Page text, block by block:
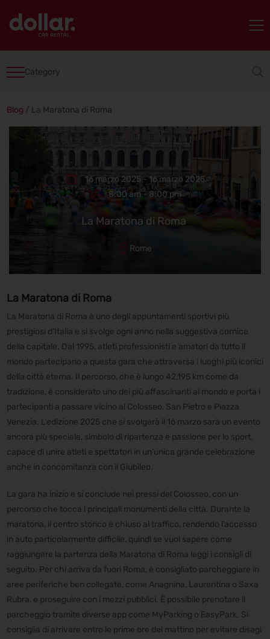
Category
Blog / La Maratona di Roma
16 marzo 2025 - 16 marzo 2025
8:00 am - 8:00 pm
La Maratona di Roma
Rome
La Maratona di Roma
La Maratona di Roma è uno degli appuntamenti sportivi più
prestigiosi d’Italia e si svolge ogni anno nella suggestiva cornice
della capitale. Dal 1995, atleti professionisti e amatori da tutto il
mondo partecipano a questa gara che attraversa i luoghi più iconici
della città eterna. Il percorso, che è lungo 42,195 km come da
tradizione, è considerato uno dei più affascinanti al mondo e porta i
partecipanti a passare vicino al Colosseo, San Pietro e Piazza
Venezia. L’edizione 2025 che si svolgerà il 16 marzo sarà un evento
ancora più speciale, simbolo di ripartenza e passione per lo sport,
capace di unire atleti e spettatori in un’unica grande celebrazione
anche in concomitanza con il Giubileo.
La gara ha inizio e si conclude nei pressi del Colosseo, con un
percorso che tocca i principali monumenti della città. Durante la
maratona, il centro storico è chiuso al traffico, rendendo l’accesso
in auto particolarmente difficile, quindi se vuoi sapere come
raggiungere la partenza della Maratona di Roma leggi i consigli di
seguito. Per chi arriva da fuori Roma, è consigliato parcheggiare in
aree periferiche ben collegate, come Anagnina, Laurentina o Saxa
Rubra, e proseguire con i mezzi pubblici. È possibile prenotare il
parcheggio tramite diverse app come MyParking o EasyPark. Si
consiglia di arrivare entro le prime ore del mattino per evitare disagi